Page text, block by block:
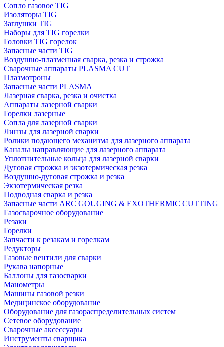
Сопло газовое TIG
Изоляторы TIG
Заглушки TIG
Наборы для TIG горелки
Головки TIG горелок
Запасные части TIG
Воздушно-плазменная сварка, резка и строжка
Сварочные аппараты PLASMA CUT
Плазмотроны
Запасные части PLASMA
Лазерная сварка, резка и очистка
Аппараты лазерной сварки
Горелки лазерные
Сопла для лазерной сварки
Линзы для лазерной сварки
Ролики подающего механизма для лазерного аппарата
Каналы направляющие для лазерного аппарата
Уплотнительные кольца для лазерной сварки
Дуговая строжка и экзотермическая резка
Воздушно-дуговая строжка и резка
Экзотермическая резка
Подводная сварка и резка
Запасные части ARC GOUGING & EXOTHERMIC CUTTING
Газосварочное оборудование
Резаки
Горелки
Запчасти к резакам и горелкам
Редукторы
Газовые вентили для сварки
Рукава напорные
Баллоны для газосварки
Манометры
Машины газовой резки
Медицинское оборудование
Оборудование для газораспределительных систем
Сетевое оборудование
Сварочные аксессуары
Инструменты сварщика